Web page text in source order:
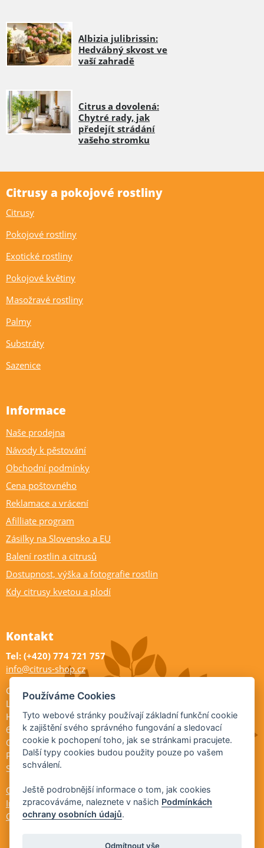
Albizia julibrissin:
Hedvábný skvost ve
vaší zahradě
Citrus a dovolená:
Chytré rady, jak
předejít strádání
vašeho stromku
Citrusy a pokojové rostliny
Citrusy
Pokojové rostliny
Exotické rostliny
Pokojové květiny
Masožravé rostliny
Palmy
Substráty
Sazenice
Informace
Naše prodejna
Návody k pěstování
Obchodní podmínky
Cena poštovného
Reklamace a vrácení
Afilliate program
Zásilky na Slovensko a EU
Balení rostlin a citrusů
Dostupnost, výška a fotografie rostlin
Kdy citrusy kvetou a plodí
Kontakt
Tel: (+420) 774 721 757
info@citrus-shop.cz
Citrus shop zahradnictví
Legionářů 2
Hodonín
695 01
Otevřeno:
Po-Pá 9-17
So 9-11:30
Ochrana osobních údajů
Informace ÚKZÚZ
Cookies
Používáme Cookies
Tyto webové stránky používají základní funkční cookie
k zajištění svého správného fungování a sledovací
cookie k pochopení toho, jak se stránkami pracujete.
Další typy cookies budou použity pouze po vašem
schválení.
Ještě podrobnější informace o tom, jak cookies
zpracováváme, naleznete v našich Podmínkách
ochrany osobních údajů.
Odmítnout vše